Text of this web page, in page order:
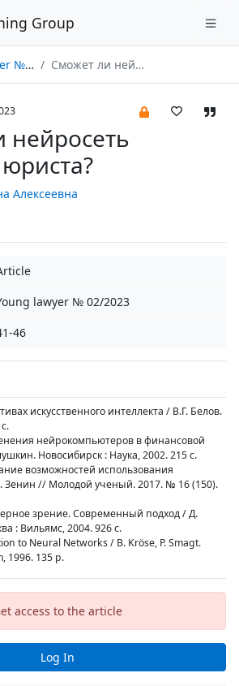
Group
2023 Сможет ли нейросеть заменить юриста?
нейросеть
Алексеевна
lawyer № 02/2023
46
искусственного интеллекта / В.Г. Белов.
нейрокомпьютеров в финансовой
Новосибирск : Наука, 2002. 215 с.
возможностей использования
Зенин // Молодой ученый. 2017. № 16 (150).
зрение. Современный подход / Д.
: Вильямс, 2004. 926 с.
to Neural Networks / B. Kröse, P. Smagt.
1996. 135 p.
access to the article
Log In